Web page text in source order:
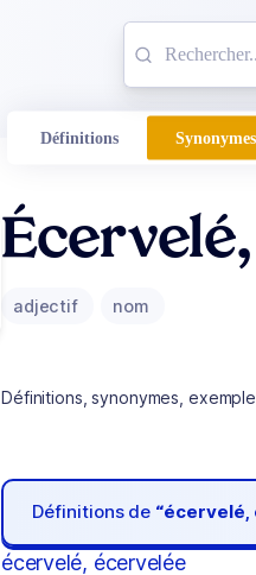
Définitions Synonymes
adjectif nom
Définitions, synonymes,
Définitions de “écervelé,
écervelé, écervelée